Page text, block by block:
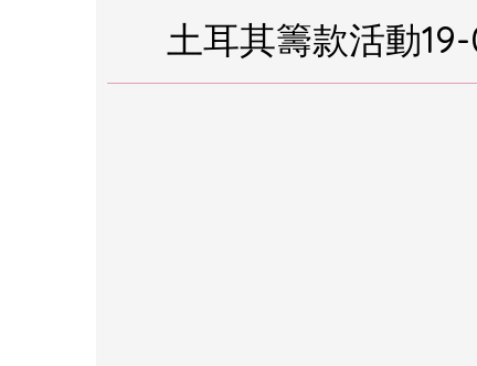
土耳其籌款活動